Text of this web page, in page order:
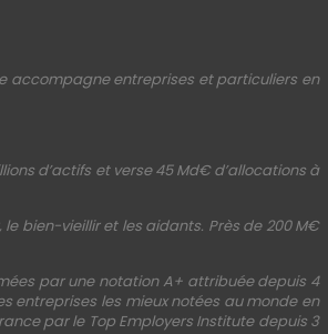
accompagne entreprises et particuliers en
d’actifs et verse 45 Md€ d’allocations à
bien-vieillir et les aidants. Près de 200 M€
par une notation A+ attribuée depuis 4
entreprises les mieux notées au monde en
par le Top Employers Institute depuis 3